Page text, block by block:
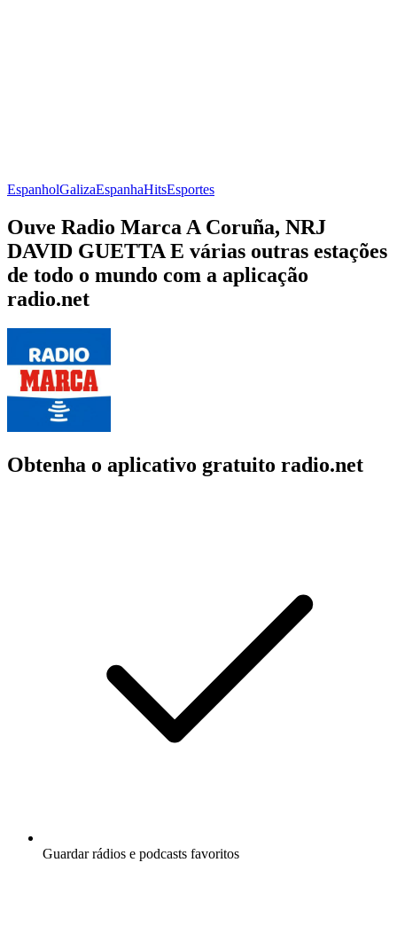
EspanholGalizaEspanhaHitsEsportes
Ouve Radio Marca A Coruña, NRJ
DAVID GUETTA E várias outras estações
de todo o mundo com a aplicação
radio.net
Obtenha o aplicativo gratuito radio.net
Guardar rádios e podcasts favoritos